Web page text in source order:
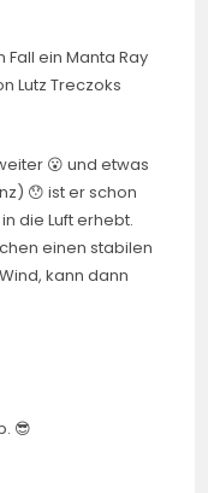
ein Manta Ray
Lutz Treczoks
😮 und etwas
😯 ist er schon
die Luft erhebt.
einen stabilen
kann dann
😎